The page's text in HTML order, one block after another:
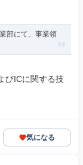
部にて、事業領
びICに関する技
気になる